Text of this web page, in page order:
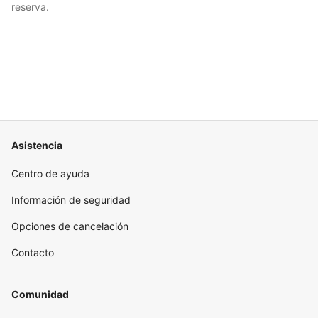
reserva.
Asistencia
Centro de ayuda
Información de seguridad
Opciones de cancelación
Contacto
Comunidad